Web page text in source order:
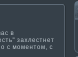
в
захлестнет
с мοментοм, с